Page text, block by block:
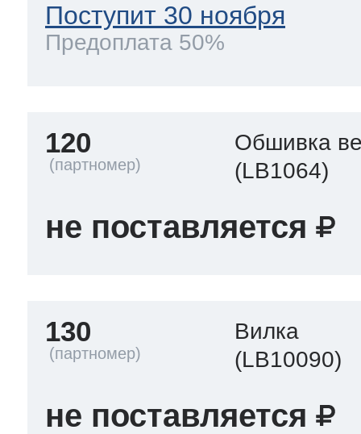
Поступит 30 ноября
Предоплата 50%
120
Обшивка
(LB1064)
не поставляется
130
Вилка
(LB10090)
не поставляется